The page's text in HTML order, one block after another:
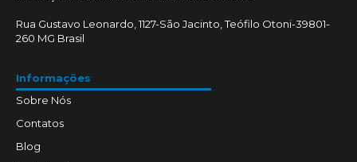
Rua Gustavo Leonardo, 1127-São Jacinto, Teófilo Otoni-39801-
260 MG Brasil
Informações
Sobre Nós
Contatos
Blog